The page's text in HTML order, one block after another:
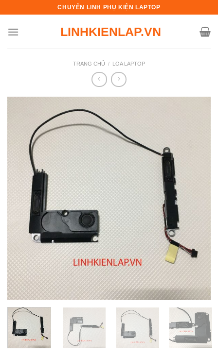
content
CHUYÊN LINH PHỤ KIỆN LAPTOP
LINHKIENLAP.VN
TRANG CHỦ / LOA LAPTOP